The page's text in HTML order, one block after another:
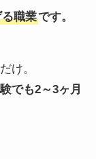
職業です。
け。
でも2～3ヶ月